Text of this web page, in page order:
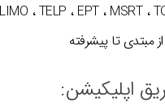
مبتدی تا پیشرفته
اپلیکیشن: